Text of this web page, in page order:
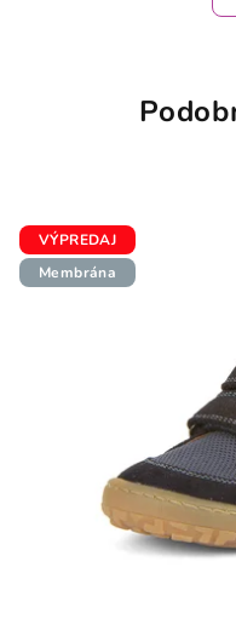
VÝPREDAJ
Membrána